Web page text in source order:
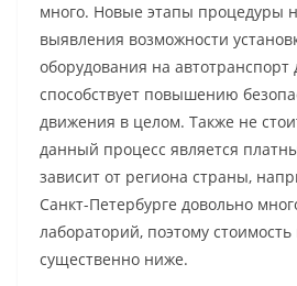
много. Новые этапы процедуры
выявления возможности
оборудования на
способствует повышению
движения в целом. Также не
данный процесс является
зависит от региона страны,
Санкт-Петербурге довольно
лабораторий, поэтому
существенно ниже.